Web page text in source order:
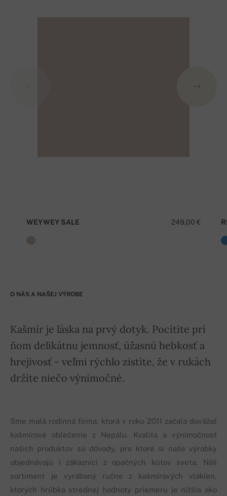
249,00 €
WEYWEY SALE
O NÁS A NAŠEJ VÝROBE
Kašmír je láska na prvý dotyk. Pocítite pri
ňom delikátnu jemnosť, úžasnú hebkosť a
hrejivosť - veľmi rýchlo zistíte, že v rukách
držíte niečo výnimočné.
Sme malá rodinná firma, ktorá v roku 2011 začala dovážať
kašmírové oblečenie z Nepálu. Kvalita a výnimočnosť
našich produktov sú dôvody, pre ktoré si naše výrobky
objednávajú i zákazníci z opačných kútov sveta. Náš
sortiment je vyrábaný ručne z kašmírových vlákien,
ktorých hrúbka strednej hodnoty priemeru je nižšia ako